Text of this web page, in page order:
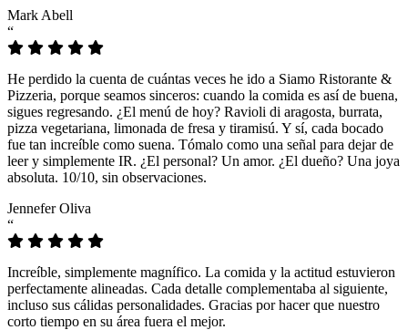
Mark Abell
“
He perdido la cuenta de cuántas veces he ido a Siamo Ristorante &
Pizzeria, porque seamos sinceros: cuando la comida es así de buena,
sigues regresando. ¿El menú de hoy? Ravioli di aragosta, burrata,
pizza vegetariana, limonada de fresa y tiramisú. Y sí, cada bocado
fue tan increíble como suena. Tómalo como una señal para dejar de
leer y simplemente IR. ¿El personal? Un amor. ¿El dueño? Una joya
absoluta. 10/10, sin observaciones.
Jennefer Oliva
“
Increíble, simplemente magnífico. La comida y la actitud estuvieron
perfectamente alineadas. Cada detalle complementaba al siguiente,
incluso sus cálidas personalidades. Gracias por hacer que nuestro
corto tiempo en su área fuera el mejor.